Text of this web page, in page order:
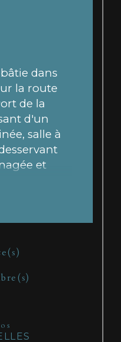
dans
la route
de la
d'un
salle à
et
grande
le jardin :
de